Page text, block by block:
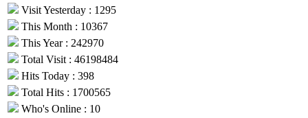
Visit Yesterday : 1295
This Month : 10367
This Year : 242970
Total Visit : 46198484
Hits Today : 398
Total Hits : 1700565
Who's Online : 10